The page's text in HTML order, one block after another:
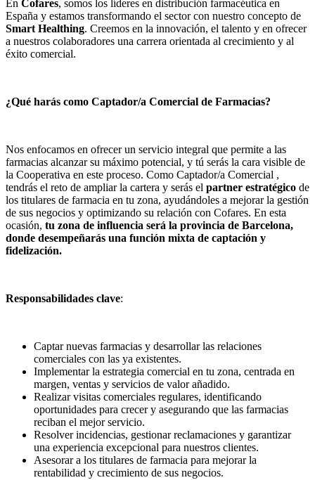
En Cofares, somos los líderes en distribución farmacéutica en
España y estamos transformando el sector con nuestro concepto de
Smart Healthing. Creemos en la innovación, el talento y en ofrecer
a nuestros colaboradores una carrera orientada al crecimiento y al
éxito comercial.
¿Qué harás como Captador/a Comercial de Farmacias?
Nos enfocamos en ofrecer un servicio integral que permite a las
farmacias alcanzar su máximo potencial, y tú serás la cara visible de
la Cooperativa en este proceso. Como Captador/a Comercial ,
tendrás el reto de ampliar la cartera y serás el partner estratégico de
los titulares de farmacia en tu zona, ayudándoles a mejorar la gestión
de sus negocios y optimizando su relación con Cofares. En esta
ocasión, tu zona de influencia será la provincia de Barcelona,
donde desempeñarás una función mixta de captación y
fidelización.
Responsabilidades clave:
Captar nuevas farmacias y desarrollar las relaciones
comerciales con las ya existentes.
Implementar la estrategia comercial en tu zona, centrada en
margen, ventas y servicios de valor añadido.
Realizar visitas comerciales regulares, identificando
oportunidades para crecer y asegurando que las farmacias
reciban el mejor servicio.
Resolver incidencias, gestionar reclamaciones y garantizar
una experiencia excepcional para nuestros clientes.
Asesorar a los titulares de farmacia para mejorar la
rentabilidad y crecimiento de sus negocios.